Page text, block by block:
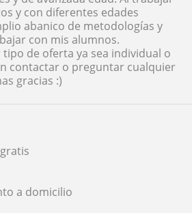
a domicilio
y con diferentes edades
abanico de metodologías y
con mis alumnos.
de oferta ya sea individual o
contactar o preguntar cualquier
gracias :)